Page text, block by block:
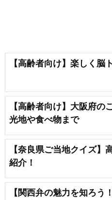
【高齢者向け】楽しく脳
【高齢者向け】大阪府の
光地や食べ物まで
【奈良県ご当地クイズ】
紹介！
【関西弁の魅力を知ろう